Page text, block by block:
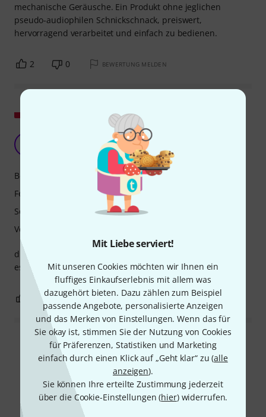
Mit Liebe serviert!
Mit unseren Cookies möchten wir Ihnen ein
fluffiges Einkaufserlebnis mit allem was
dazugehört bieten. Dazu zählen zum Beispiel
passende Angebote, personalisierte Anzeigen
und das Merken von Einstellungen. Wenn das für
Sie okay ist, stimmen Sie der Nutzung von Cookies
für Präferenzen, Statistiken und Marketing
einfach durch einen Klick auf „Geht klar“ zu (alle
anzeigen).
Sie können Ihre erteilte Zustimmung jederzeit
über die Cookie-Einstellungen (hier) widerrufen.
mechanische Geräusche. Ein Produkt ohne jeglichen
pseudo-audiophilen Schnickschnack, preiswert,
hervorragend verarbeitet und einfach zu bedienen.
2 0 BEWERTUNG MELDEN
Erstaunlicher Plattenspieler!!!
Guzik 27.12.2024
die Verarbeitung und die Klangqualität sind der Hammer -
es ist ja schließlich Thorens ;-)
Bedienung
Features
Sound
Verarbeitung
5 BEWERTUNG MELDEN
Alle Bewertungen lesen
Schon gewusst?